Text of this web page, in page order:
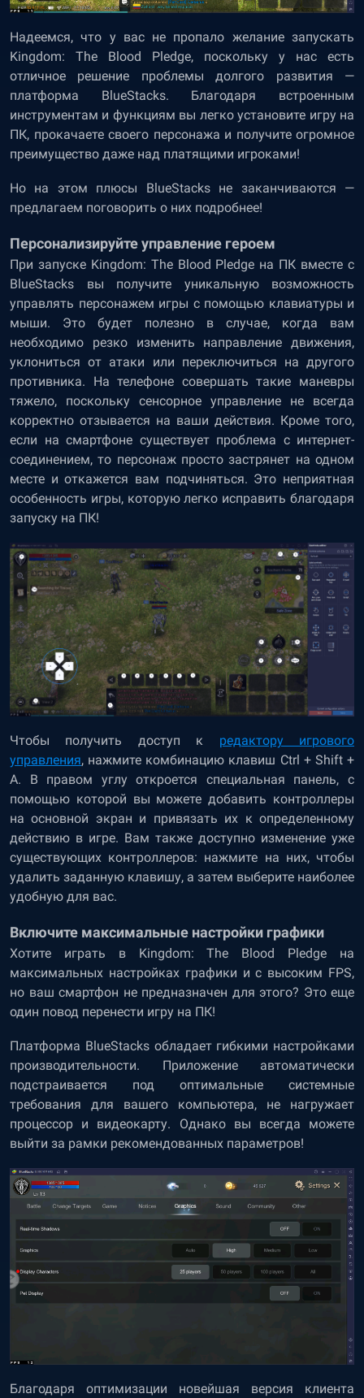
Надеемся, что у вас не пропало желание запускать
Kingdom: The Blood Pledge, поскольку у нас есть
отличное решение проблемы долгого развития —
платформа BlueStacks. Благодаря встроенным
инструментам и функциям вы легко установите игру на
ПК, прокачаете своего персонажа и получите огромное
преимущество даже над платящими игроками!
Но на этом плюсы BlueStacks не заканчиваются —
предлагаем поговорить о них подробнее!
Персонализируйте управление героем
При запуске Kingdom: The Blood Pledge на ПК вместе с
BlueStacks вы получите уникальную возможность
управлять персонажем игры с помощью клавиатуры и
мыши. Это будет полезно в случае, когда вам
необходимо резко изменить направление движения,
уклониться от атаки или переключиться на другого
противника. На телефоне совершать такие маневры
тяжело, поскольку сенсорное управление не всегда
корректно отзывается на ваши действия. Кроме того,
если на смартфоне существует проблема с интернет-
соединением, то персонаж просто застрянет на одном
месте и откажется вам подчиняться. Это неприятная
особенность игры, которую легко исправить благодаря
запуску на ПК!
Чтобы получить доступ к редактору игрового
управления, нажмите комбинацию клавиш Ctrl + Shift +
A. В правом углу откроется специальная панель, с
помощью которой вы можете добавить контроллеры
на основной экран и привязать их к определенному
действию в игре. Вам также доступно изменение уже
существующих контроллеров: нажмите на них, чтобы
удалить заданную клавишу, а затем выберите наиболее
удобную для вас.
Включите максимальные настройки графики
Хотите играть в Kingdom: The Blood Pledge на
максимальных настройках графики и с высоким FPS,
но ваш смартфон не предназначен для этого? Это еще
один повод перенести игру на ПК!
Платформа BlueStacks обладает гибкими настройками
производительности. Приложение автоматически
подстраивается под оптимальные системные
требования для вашего компьютера, не нагружает
процессор и видеокарту. Однако вы всегда можете
выйти за рамки рекомендованных параметров!
Благодаря оптимизации новейшая версия клиента